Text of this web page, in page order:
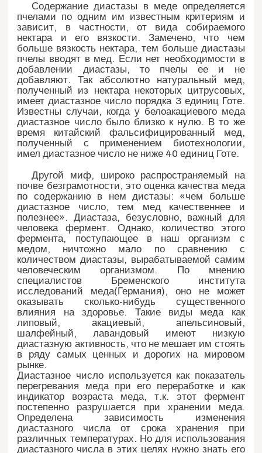
Содержание диастазы в меде определяется
пчелами по одним им известным критериям и
зависит, в частности, от вида собираемого
нектара и его вязкости. Замечено, что чем
больше вязкость нектара, тем больше диастазы
пчелы вводят в мед. Если нет необходимости в
добавлении диастазы, то пчелы ее и не
добавляют. Так абсолютно натуральный мед,
полученный из нектара некоторых цитрусовых,
имеет диастазное число порядка 3 единиц Готе.
Известны случаи, когда у белоакациевого меда
диастазное число было близко к нулю. В то же
время китайский фальсифицированный мед,
полученный с применением биотехнологии,
имел диастазное число не ниже 40 единиц Готе.
Другой миф, широко распространяемый на
почве безграмотности, это оценка качества меда
по содержанию в нем дистазы: «чем больше
диастазное число, тем мед качественнее и
полезнее». Диастаза, безусловно, важный для
человека фермент. Однако, количество этого
фермента, поступающее в наш организм с
медом, ничтожно мало по сравнению с
количеством диастазы, вырабатываемой самим
человеческим организмом. По мнению
специалистов Бременского института
исследований меда(Германия), оно не может
оказывать сколько-нибудь существенного
влияния на здоровье. Такие виды меда как
липовый, акациевый, апельсиновый,
шалфейный, лавандовый имеют низкую
диастазную активность, что не мешает им стоять
в ряду самых ценных и дорогих на мировом
рынке.
Диастазное число используется как показатель
перегревания меда при его переработке и как
индикатор возраста меда, т.к. этот фермент
постепенно разрушается при хранении меда.
Определена зависимость изменения
диастазного числа от срока хранения при
различных температурах. Но для использования
диастазного числа в этих целях нужно знать его